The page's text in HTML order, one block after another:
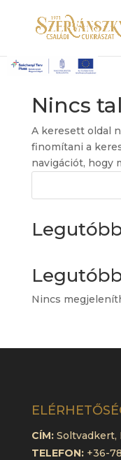
Nincs
A keresett oldal
finomítani a
navigációt, hogy
Nincs
CÍM:Soltvadkert,
TELEFON:+36-